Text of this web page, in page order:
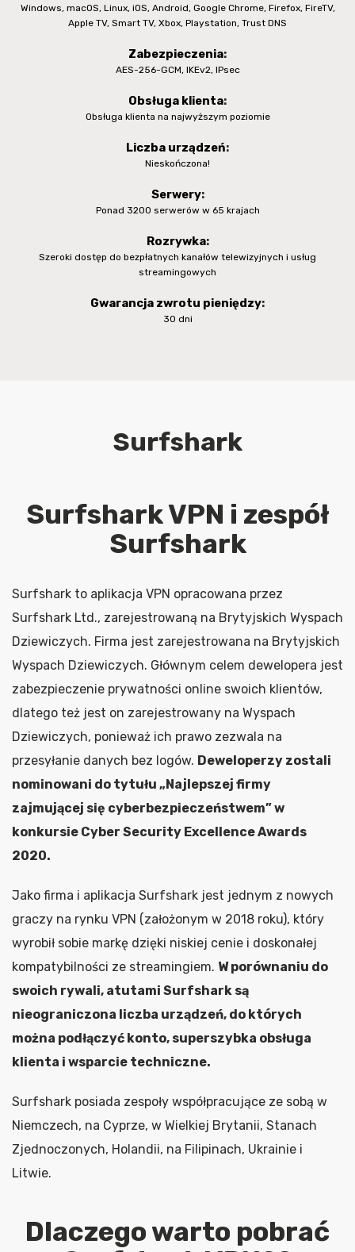
Windows, macOS, Linux, iOS, Android, Google Chrome, Firefox, FireTV,
Apple TV, Smart TV, Xbox, Playstation, Trust DNS
Zabezpieczenia:
AES-256-GCM, IKEv2, IPsec
Obsługa klienta:
Obsługa klienta na najwyższym poziomie
Liczba urządzeń:
Nieskończona!
Serwery:
Ponad 3200 serwerów w 65 krajach
Rozrywka:
Szeroki dostęp do bezpłatnych kanałów telewizyjnych i usług
streamingowych
Gwarancja zwrotu pieniędzy:
30 dni
Surfshark
Surfshark VPN i zespół
Surfshark
Surfshark to aplikacja VPN opracowana przez
Surfshark Ltd., zarejestrowaną na Brytyjskich Wyspach
Dziewiczych. Firma jest zarejestrowana na Brytyjskich
Wyspach Dziewiczych. Głównym celem dewelopera jest
zabezpieczenie prywatności online swoich klientów,
dlatego też jest on zarejestrowany na Wyspach
Dziewiczych, ponieważ ich prawo zezwala na
przesyłanie danych bez logów. Deweloperzy zostali
nominowani do tytułu „Najlepszej firmy
zajmującej się cyberbezpieczeństwem” w
konkursie Cyber Security Excellence Awards
2020.
Jako firma i aplikacja Surfshark jest jednym z nowych
graczy na rynku VPN (założonym w 2018 roku), który
wyrobił sobie markę dzięki niskiej cenie i doskonałej
kompatybilności ze streamingiem. W porównaniu do
swoich rywali, atutami Surfshark są
nieograniczona liczba urządzeń, do których
można podłączyć konto, superszybka obsługa
klienta i wsparcie techniczne.
Surfshark posiada zespoły współpracujące ze sobą w
Niemczech, na Cyprze, w Wielkiej Brytanii, Stanach
Zjednoczonych, Holandii, na Filipinach, Ukrainie i
Litwie.
Dlaczego warto pobrać